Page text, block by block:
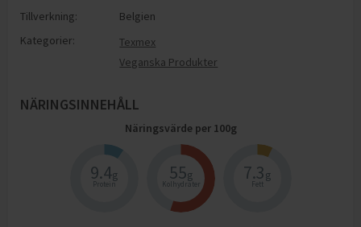
Tillverkning:
Belgien
Kategorier:
Texmex
Veganska Produkter
NÄRINGSINNEHÅLL
Näringsvärde per 100g
9.4g
Protein
55g
Kolhydrater
7.3g
Fett